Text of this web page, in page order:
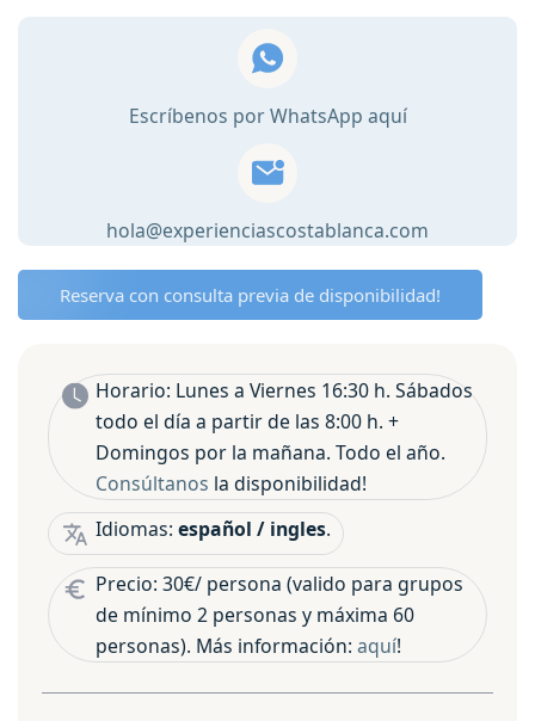
Escríbenos por WhatsApp aquí
hola@experienciascostablanca.com
Reserva con consulta previa de disponibilidad!
Horario: Lunes a Viernes 16:30 h. Sábados
todo el día a partir de las 8:00 h. +
Domingos por la mañana. Todo el año.
Consúltanos la disponibilidad!
Idiomas: español / ingles.
Precio: 30€/ persona (valido para grupos
de mínimo 2 personas y máxima 60
personas). Más información: aquí!